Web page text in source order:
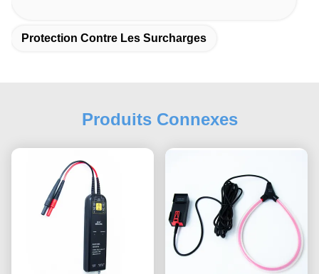
Protection Contre Les Surcharges
Produits Connexes